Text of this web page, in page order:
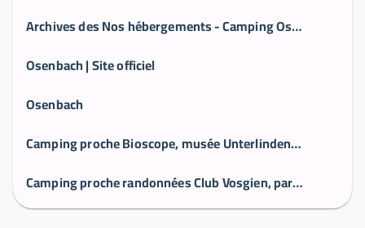
Archives des Nos hébergements - Camping Osenbach
Osenbach | Site officiel
Osenbach
Camping proche Bioscope, musée Unterlinden/Bartholdi, route des Crêtes
Camping proche randonnées Club Vosgien, parapente, escalade - Haut-Rhin (68)